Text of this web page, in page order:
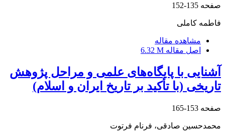
صفحه 135-152
فاطمه کاملی
مشاهده مقاله
اصل مقاله 6.32 M
آشنایی با پایگاه‌های علمی و مراحل پژوهش
تاریخی (با تأکید بر تاریخ ایران و اسلام)
صفحه 153-165
محمدحسین صادقی، فرنام فرتوت